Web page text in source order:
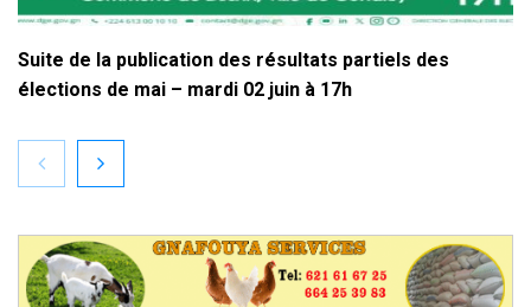
Suite de la publication des résultats partiels des
élections de mai – mardi 02 juin à 17h